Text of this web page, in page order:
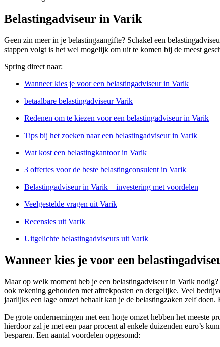
Belastingadviseur in Varik
Geen zin meer in je belastingaangifte? Schakel een
stappen volgt is het wel mogelijk om uit te komen bij de meest
Spring direct naar:
Wanneer kies je voor een belastingadviseur in Varik
betaalbare belastingadviseur Varik
Redenen om te kiezen voor een belastingadviseur in Varik
Tips bij het zoeken naar een belastingadviseur in Varik
Wat kost een belastingkantoor in Varik
3 offertes voor de beste belastingconsulent in Varik
Belastingadviseur in Varik – investering met voordelen
Veelgestelde vragen uit Varik
Recensies uit Varik
Uitgelichte belastingadviseurs uit Varik
Wanneer kies je voor een
Maar op welk moment heb je een belastingadviseur in Varik
ook rekening gehouden met aftrekposten en dergelijke. Veel
jaarlijks een lage omzet behaalt kan je de belastingzaken zelf
De grote ondernemingen met een hoge omzet hebben het meeste
hierdoor zal je met een paar procent al enkele duizenden euro’s
besparen. Een aantal voordelen opgesomd: